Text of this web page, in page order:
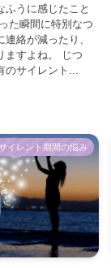
ふうに感じたこと
た瞬間に特別なつ
絡が減ったり、
ますよね。 じつ
サイレント...
サイレント期間の悩み